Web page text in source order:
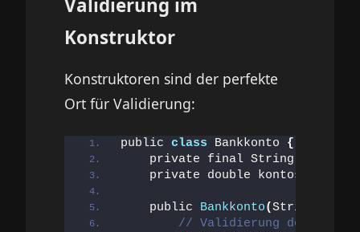
Validierung im
Konstruktor
Konstruktoren sind der perfekte
Ort für Validierung:
public class Bankkonto {
private final String
    private double kontostand;
    public
Bankkonto(String
// Validierung der